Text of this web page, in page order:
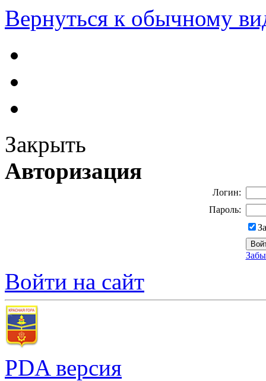
Вернуться к обычному
Закрыть
Авторизация
Логин:
Пароль:
Войти на сайт
PDA версия